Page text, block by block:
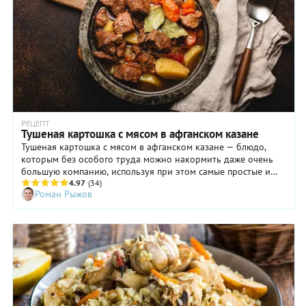
РЕЦЕПТ
Тушеная картошка с мясом в афганском казане
Тушеная картошка с мясом в афганском казане — блюдо,
которым без особого труда можно накормить даже очень
большую компанию, используя при этом самые простые и
бюджетные продукты. Принцип работы афганского казана
тот же, что у скороварки — благодаря герметично закрытой
крышке, внутри образуется повышенное давление,
вследствие чего любое блюдо будет готово намного
быстрее. Например, с увеличением давления на 1 Бар время
тушения уменьшается в 3 раза, поэтому смело берите самые
жесткие куски говядины (лопатка, голяшка, зарез) и не
беспокойтесь, что они останутся жесткими. Обратите
внимание: приготовить мясо с картошкой в афганском
казане можно и без предварительного обжаривания
4.97 (34)
Роман Рыжов